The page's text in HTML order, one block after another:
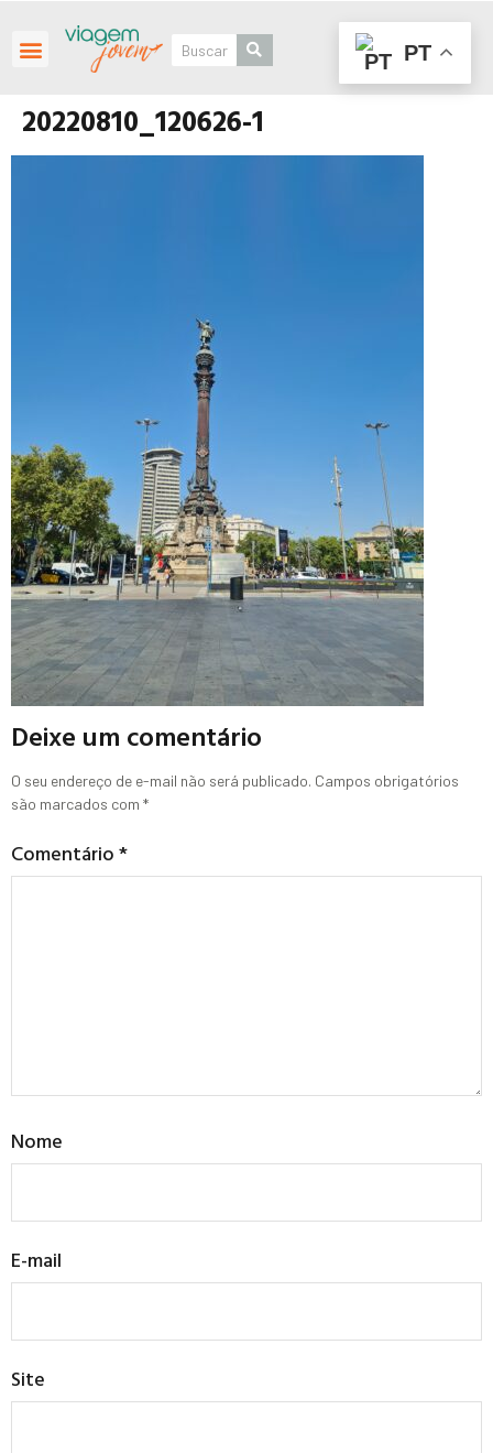
20220810_120626-1
Deixe um comentário
O seu endereço de e-mail não será publicado. Campos obrigatórios
são marcados com *
Comentário*
Nome
E-mail
Site
PT